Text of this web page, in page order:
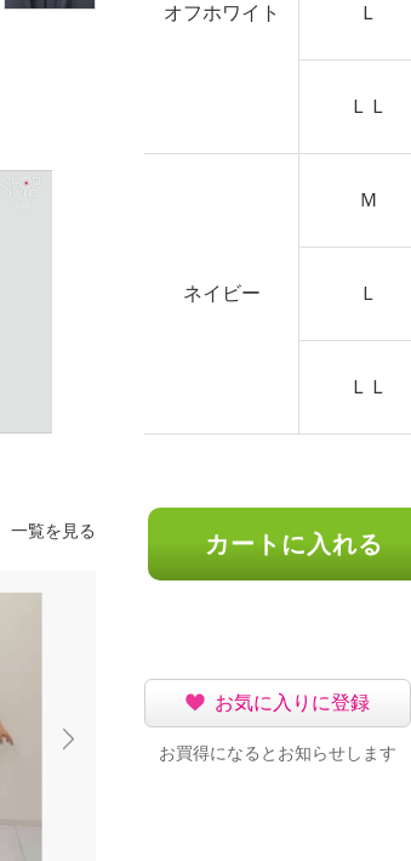
一覧を見る
オフホワイト Ｌ
ＬＬ
ネイビー
Ｍ
Ｌ
ＬＬ
カートに入れる
お気に入りに登録
お買得になるとお知らせします